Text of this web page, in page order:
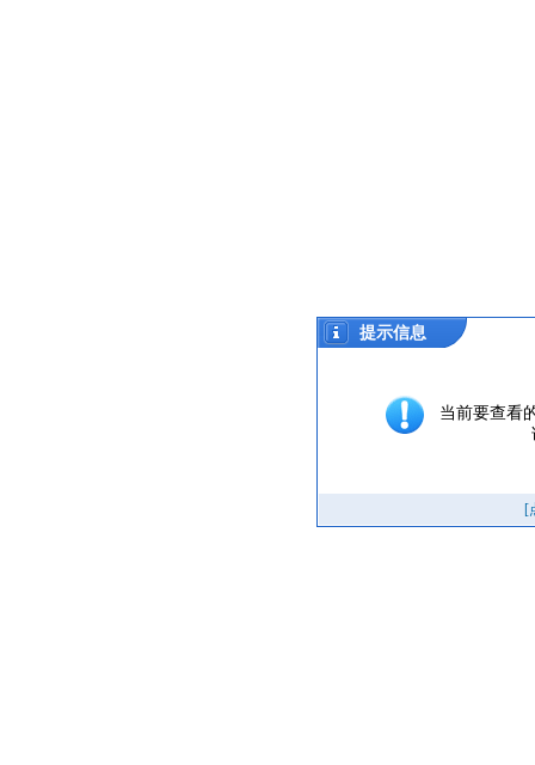
提示信息
当前要查看
[